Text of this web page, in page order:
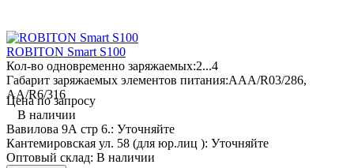
ROBITON Smart S100
Кол-во одновременно заряжаемых:2...4
Габарит заряжаемых элементов питания:AAA/R03/286,
AA/R6/316
Цена по запросу
В наличии
Вавилова 9А стр 6.: Уточняйте
Кантемировская ул. 58 (для юр.лиц ): Уточняйте
Оптовый склад: В наличии